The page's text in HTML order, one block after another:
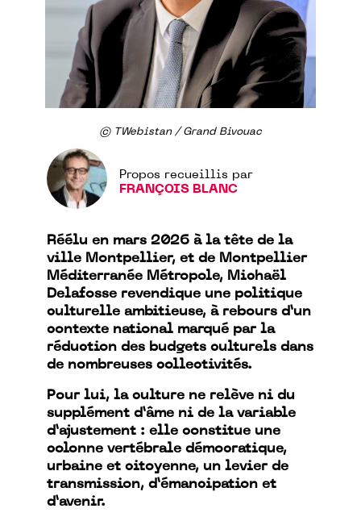
© TWebistan / Grand Bivouac
Propos recueillis par
FRANÇOIS BLANC
Réélu en mars 2026 à la tête de la
ville Montpellier, et de Montpellier
Méditerranée Métropole, Michaël
Delafosse revendique une politique
culturelle ambitieuse, à rebours d’un
contexte national marqué par la
réduction des budgets culturels dans
de nombreuses collectivités.
Pour lui, la culture ne relève ni du
supplément d’âme ni de la variable
d’ajustement : elle constitue une
colonne vertébrale démocratique,
urbaine et citoyenne, un levier de
transmission, d’émancipation et
d’avenir.